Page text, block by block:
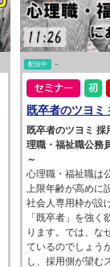
配信中 ~
既卒者のツヨ
既卒者のツヨミ
理職・福祉職公務
～
心理職・福祉職は
上限年齢が高めに
社会人専用枠が設
「既卒者」を強く
ります。では、な
ているのでしょう
し、採用側が望む